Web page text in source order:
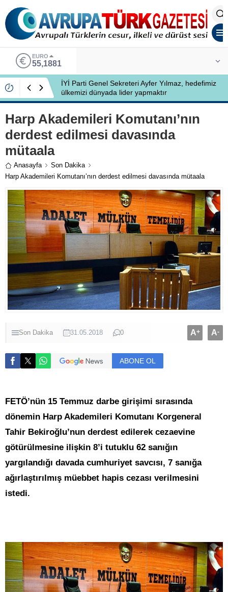
EURO
55,1881
İYİ Parti Genel Sekreteri Ayfer Yılmaz, hedefimiz
ülkemizi dünyada lider yapmaktır
Harp Akademileri Komutanı’nın
derdest edilmesi davasında
mütaala
Anasayfa
Son Dakika
Harp Akademileri Komutanı’nın derdest edilmesi davasında mütaala
Son Dakika 31.05.2018 0 A+ A-
ABONE OL
FETÖ’nün 15 Temmuz darbe girişimi sırasında
dönemin Harp Akademileri Komutanı Korgeneral
Tahir Bekiroğlu’nun derdest edilerek cezaevine
götürülmesine ilişkin 8’i tutuklu 62 sanığın
yargılandığı davada cumhuriyet savcısı, 7 sanığa
ağırlaştırılmış müebbet hapis cezası verilmesini
istedi.